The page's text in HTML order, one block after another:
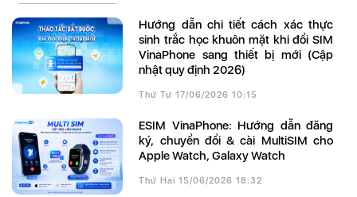
Hướng dẫn chi tiết cách xác thực
sinh trắc học khuôn mặt khi đổi SIM
VinaPhone sang thiết bị mới (Cập
nhật quy định 2026)
Thứ Tư 17/06/2026 10:15
eSIM VinaPhone: Hướng dẫn đăng
ký, chuyển đổi & cài MultiSIM cho
Apple Watch, Galaxy Watch
Thứ Hai 15/06/2026 18:32